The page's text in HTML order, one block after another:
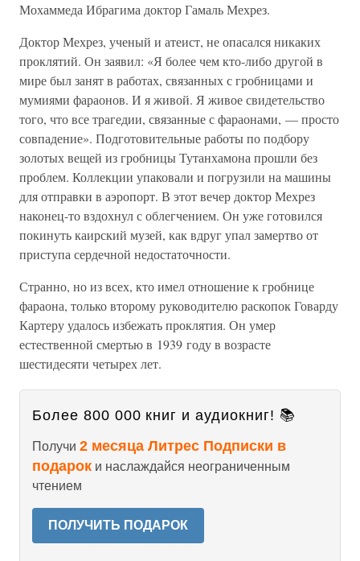
Мохаммеда Ибрагима доктор Гамаль Мехрез.
Доктор Мехрез, ученый и атеист, не опасался никаких
проклятий. Он заявил: «Я более чем кто-либо другой в
мире был занят в работах, связанных с гробницами и
мумиями фараонов. И я живой. Я живое свидетельство
того, что все трагедии, связанные с фараонами, — просто
совпадение». Подготовительные работы по подбору
золотых вещей из гробницы Тутанхамона прошли без
проблем. Коллекции упаковали и погрузили на машины
для отправки в аэропорт. В этот вечер доктор Мехрез
наконец-то вздохнул с облегчением. Он уже готовился
покинуть каирский музей, как вдруг упал замертво от
приступа сердечной недостаточности.
Странно, но из всех, кто имел отношение к гробнице
фараона, только второму руководителю раскопок Говарду
Картеру удалось избежать проклятия. Он умер
естественной смертью в 1939 году в возрасте
шестидесяти четырех лет.
Более 800 000 книг и аудиокниг! 📚
Получи 2 месяца Литрес Подписки в
подарок и наслаждайся неограниченным
чтением
ПОЛУЧИТЬ ПОДАРОК